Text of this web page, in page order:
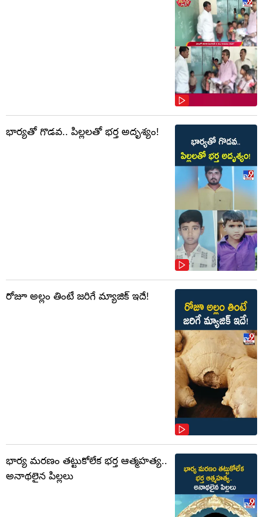
భార్యతో గొడవ.. పిల్లలతో భర్త అదృశ్యం!
రోజూ అల్లం తింటే జరిగే మ్యాజిక్ ఇదే!
భార్య మరణం తట్టుకోలేక భర్త ఆత్మహత్య..
అనాథలైన పిల్లలు